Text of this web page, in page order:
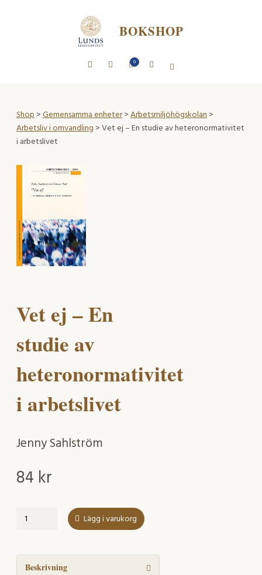
BOKSHOP
0
Shop>Gemensamma enheter>Arbetsmiljöhögskolan>
Arbetsliv i omvandling > Vet ej – En studie av heteronormativitet
i arbetslivet
Vet ej – En
studie av
heteronormativitet
i arbetslivet
Jenny Sahlström
84 kr
Vet
En
studie
Lägg i varukorg
Beskrivning